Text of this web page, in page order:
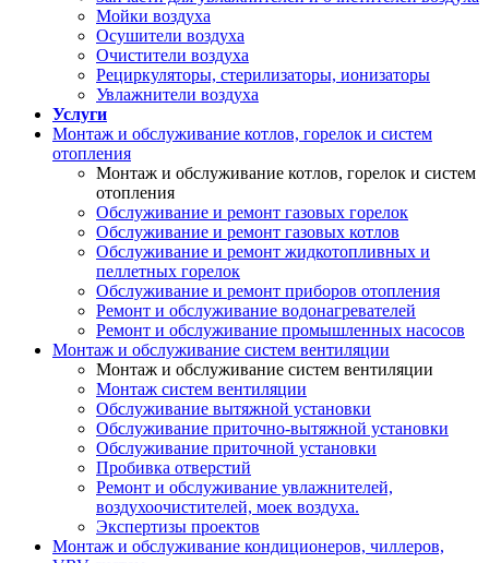
Мойки воздуха
Осушители воздуха
Очистители воздуха
Рециркуляторы, стерилизаторы, ионизаторы
Увлажнители воздуха
Услуги
Монтаж и обслуживание котлов, горелок и систем
отопления
Монтаж и обслуживание котлов, горелок и систем
отопления
Обслуживание и ремонт газовых горелок
Обслуживание и ремонт газовых котлов
Обслуживание и ремонт жидкотопливных и
пеллетных горелок
Обслуживание и ремонт приборов отопления
Ремонт и обслуживание водонагревателей
Ремонт и обслуживание промышленных насосов
Монтаж и обслуживание систем вентиляции
Монтаж и обслуживание систем вентиляции
Монтаж систем вентиляции
Обслуживание вытяжной установки
Обслуживание приточно-вытяжной установки
Обслуживание приточной установки
Пробивка отверстий
Ремонт и обслуживание увлажнителей,
воздухоочистителей, моек воздуха.
Экспертизы проектов
Монтаж и обслуживание кондиционеров, чиллеров,